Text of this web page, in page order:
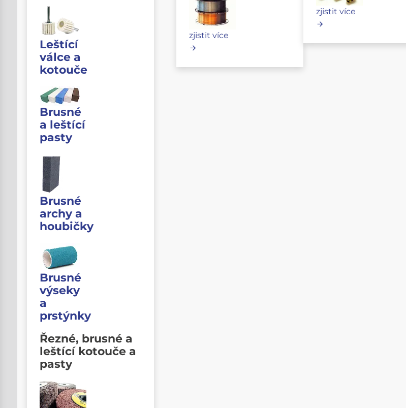
Leštící
válce a
kotouče
Brusné
a leštící
pasty
Brusné
archy a
houbičky
Brusné
výseky
a
prstýnky
Řezné, brusné a
leštící kotouče a
pasty
zjistit více
zjistit více